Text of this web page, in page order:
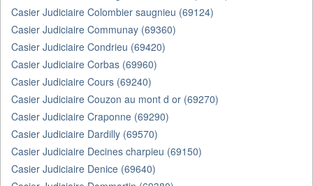
Casier Judiciaire Colombier saugnieu (69124)
Casier Judiciaire Communay (69360)
Casier Judiciaire Condrieu (69420)
Casier Judiciaire Corbas (69960)
Casier Judiciaire Cours (69240)
Casier Judiciaire Couzon au mont d or (69270)
Casier Judiciaire Craponne (69290)
Casier Judiciaire Dardilly (69570)
Casier Judiciaire Decines charpieu (69150)
Casier Judiciaire Denice (69640)